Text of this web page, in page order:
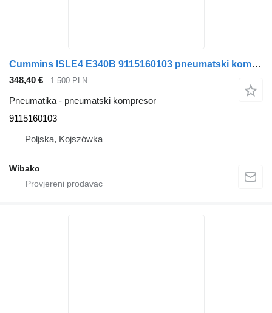
Cummins ISLE4 E340B 9115160103 pneumatski kompresor
348,40 € 1.500 PLN
Pneumatika - pneumatski kompresor
9115160103
Poljska, Kojszówka
Wibako